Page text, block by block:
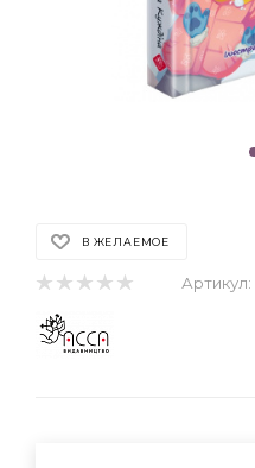
В ЖЕЛАЕМОЕ
Артикул: